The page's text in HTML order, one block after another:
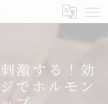
激する！効
でホルモン